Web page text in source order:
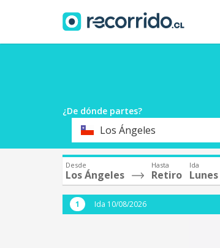
¿De dónde partes?
OrigenLos Ángeles
Desde
Los Ángeles
Hasta
Retiro
Ida
Ida 10/08/2026